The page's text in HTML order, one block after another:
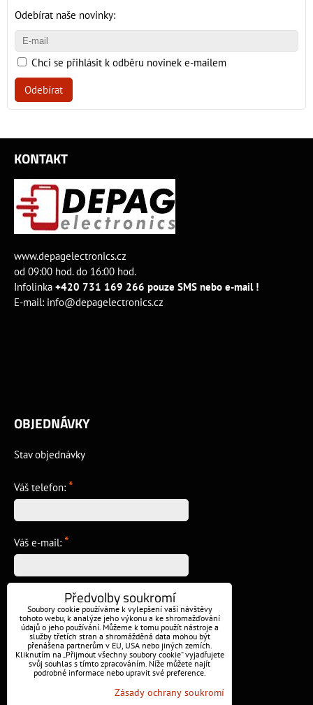
Odebírat naše novinky:
Chci se přihlásit k odběru novinek e-mailem
Odebírat
KONTAKT
www.depagelectronics.cz
od 09:00 hod. do 16:00 hod.
Infolinka +420 731 169 266 pouze SMS nebo e-mail !
E-mail: info@depagelectronics.cz
OBJEDNÁVKY
Stav objednávky
Váš telefon: *
Váš e-mail: *
Předvolby soukromí
Soubory cookie používáme k vylepšení vaší návštěvy
tohoto webu, k analýze jeho výkonu a ke shromažďování
údajů o jeho používání. Můžeme k tomu použít nástroje a
služby třetích stran a shromážděná data mohou být
přenášena partnerům v EU, USA nebo jiných zemích.
Kliknutím na „Přijmout všechny soubory cookie“ vyjadřujete
svůj souhlas s tímto zpracováním. Níže můžete najít
podrobné informace nebo upravit své preference.
Zásady ochrany soukromí